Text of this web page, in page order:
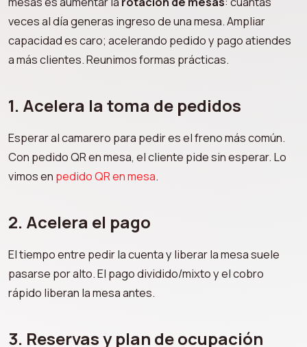
veces al día generas ingreso de una mesa. Ampliar
capacidad es caro; acelerando pedido y pago atiendes
a más clientes. Reunimos formas prácticas.
1. Acelera la toma de pedidos
Esperar al camarero para pedir es el freno más común.
Con pedido QR en mesa, el cliente pide sin esperar. Lo
vimos en pedido QR en mesa.
2. Acelera el pago
El tiempo entre pedir la cuenta y liberar la mesa suele
pasarse por alto. El pago dividido/mixto y el cobro
rápido liberan la mesa antes.
3. Reservas y plan de ocupación